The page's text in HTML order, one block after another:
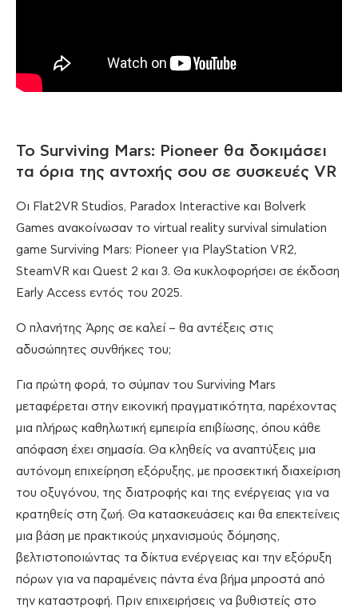
Το Surviving Mars: Pioneer θα δοκιμάσει
τα όρια της αντοχής σου σε συσκευές VR
Οι Flat2VR Studios, Paradox Interactive και Bolverk
Games ανακοίνωσαν το virtual reality survival simulation
game Surviving Mars: Pioneer για PlayStation VR2,
SteamVR και Quest 2 και 3. Θα κυκλοφορήσει σε έκδοση
Early Access εντός του 2025.
Ο πλανήτης Άρης σε καλεί – θα αντέξεις στις
αδυσώπητες συνθήκες του;
Για πρώτη φορά, το σύμπαν του Surviving Mars
μεταφέρεται στην εικονική πραγματικότητα, παρέχοντας
μια πλήρως καθηλωτική εμπειρία επιβίωσης, όπου κάθε
απόφαση έχει σημασία. Θα κληθείς να αναπτύξεις μια
αυτόνομη επιχείρηση εξόρυξης, με προσεκτική διαχείριση
του οξυγόνου, της διατροφής και της ενέργειας για να
κρατηθείς στη ζωή. Θα κατασκευάσεις και θα επεκτείνεις
μια βάση με πρακτικούς μηχανισμούς δόμησης,
βελτιστοποιώντας τα δίκτυα ενέργειας και την εξόρυξη
πόρων για να παραμένεις πάντα ένα βήμα μπροστά από
την καταστροφή. Πριν επιχειρήσεις να βυθιστείς στο